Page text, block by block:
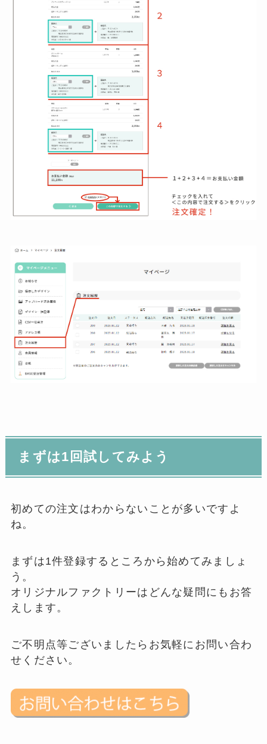
まずは1回試してみよう
初めての注文はわからないことが多いですよ
ね。
まずは1件登録するところから始めてみましょ
う。
オリジナルファクトリーはどんな疑問にもお答
えします。
ご不明点等ございましたらお気軽にお問い合わ
せください。